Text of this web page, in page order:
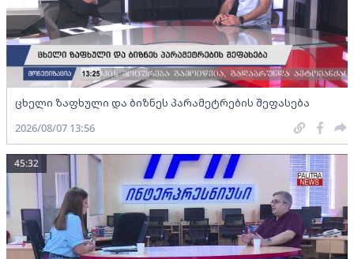
ცხელი ზაფხული და ბიზნეს პარამეტრების შეფასება
2026/08/07 13:56
45:32